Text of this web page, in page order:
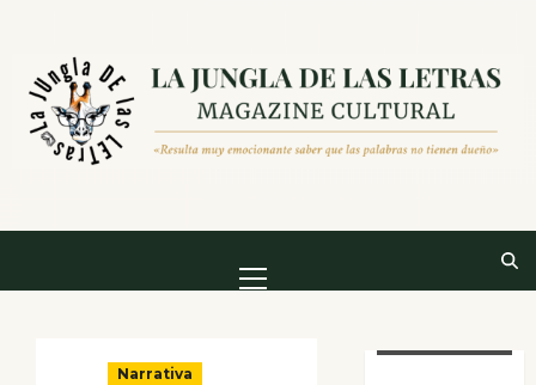
contenido
Menú
principal
Narrativa